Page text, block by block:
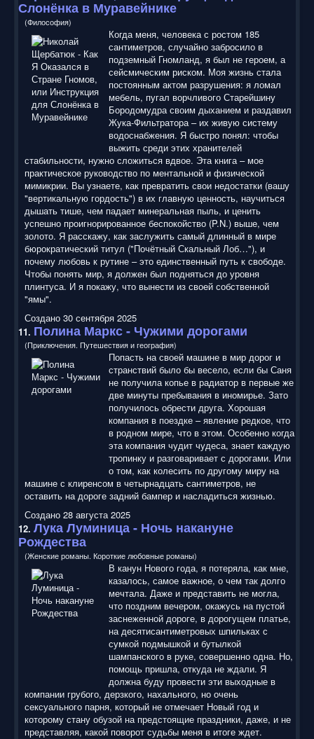
Слонёнка в Муравейнике
(Философия)
Когда меня, человека с ростом 185
сантиметров, случайно забросило в
подземный Гномланд, я был не героем, а
сейсмическим риском. Моя жизнь стала
постоянным актом разрушения: я ломал
мебель, пугал ворчливого Старейшину
Бородомудра своим дыханием и раздавил
Жука-Фильтратора – их живую систему
водоснабжения. Я быстро понял: чтобы
выжить среди этих хранителей
стабильности, нужно сложиться вдвое. Эта книга – мое
практическое руководство по ментальной и физической
мимикрии. Вы узнаете, как превратить свои недостатки (вашу
"вертикальную гордость") в их главную ценность, научиться
дышать тише, чем падает минеральная пыль, и ценить
успешно проигнорированное беспокойство (P.N.) выше, чем
золото. Я расскажу, как заслужить самый длинный в мире
бюрократический титул ("Почётный Скальный Лоб…"), и
почему любовь к рутине – это единственный путь к свободе.
Чтобы понять мир, я должен был подняться до уровня
плинтуса. И я покажу, что вынести из своей собственной
"ямы".
Создано 30 сентября 2025
11. Полина Маркс - Чужими дорогами
(Приключения. Путешествия и география)
Попасть на своей машине в мир дорог и
странствий было бы весело, если бы Саня
не получила копье в радиатор в первые же
две минуты пребывания в иномирье. Зато
получилось обрести друга. Хорошая
компания в поездке – явление редкое, что
в родном мире, что в этом. Особенно когда
эта компания чудит чудеса, знает каждую
тропинку и разговаривает с дорогами. Или
о том, как колесить по другому миру на
машине с клиренсом в четырнадцать сантиметров, не
оставить на дороге задний бампер и насладиться жизнью.
Создано 28 августа 2025
12. Лука Луминица - Ночь накануне
Рождества
(Женские романы. Короткие любовные романы)
В канун Нового года, я потеряла, как мне,
казалось, самое важное, о чем так долго
мечтала. Даже и представить не могла,
что поздним вечером, окажусь на пустой
заснеженной дороге, в дорогущем платье,
на десятисантиметровых шпильках с
сумкой подмышкой и бутылкой
шампанского в руке, совершенно одна. Но,
помощь пришла, откуда не ждали. Я
должна буду провести эти выходные в
компании грубого, дерзкого, нахального, но очень
сексуального парня, который не отмечает Новый год и
которому стану обузой на предстоящие праздники, даже, и не
представляя, какой поворот судьбы меня в итоге ждет.